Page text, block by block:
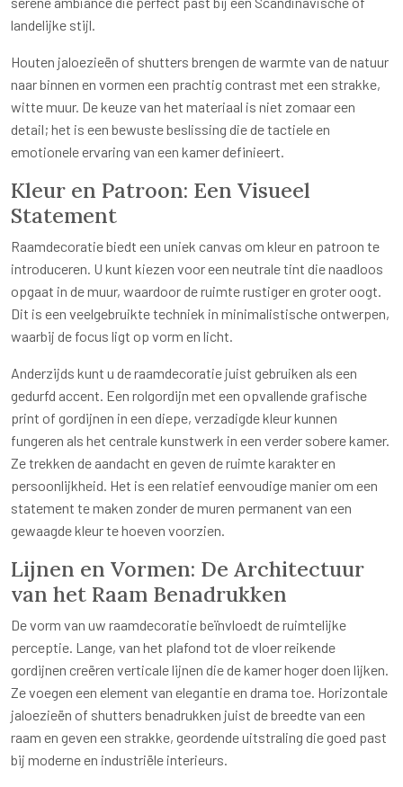
landelijke stijl.
Houten jaloezieën of shutters brengen de warmte van de natuur
naar binnen en vormen een prachtig contrast met een strakke,
witte muur. De keuze van het materiaal is niet zomaar een
detail; het is een bewuste beslissing die de tactiele en
emotionele ervaring van een kamer definieert.
Kleur en Patroon: Een Visueel
Statement
Raamdecoratie biedt een uniek canvas om kleur en patroon te
introduceren. U kunt kiezen voor een neutrale tint die naadloos
opgaat in de muur, waardoor de ruimte rustiger en groter oogt.
Dit is een veelgebruikte techniek in minimalistische ontwerpen,
waarbij de focus ligt op vorm en licht.
Anderzijds kunt u de raamdecoratie juist gebruiken als een
gedurfd accent. Een rolgordijn met een opvallende grafische
print of gordijnen in een diepe, verzadigde kleur kunnen
fungeren als het centrale kunstwerk in een verder sobere kamer.
Ze trekken de aandacht en geven de ruimte karakter en
persoonlijkheid. Het is een relatief eenvoudige manier om een
statement te maken zonder de muren permanent van een
gewaagde kleur te hoeven voorzien.
Lijnen en Vormen: De Architectuur
van het Raam Benadrukken
De vorm van uw raamdecoratie beïnvloedt de ruimtelijke
perceptie. Lange, van het plafond tot de vloer reikende
gordijnen creëren verticale lijnen die de kamer hoger doen lijken.
Ze voegen een element van elegantie en drama toe. Horizontale
jaloezieën of shutters benadrukken juist de breedte van een
raam en geven een strakke, geordende uitstraling die goed past
bij moderne en industriële interieurs.